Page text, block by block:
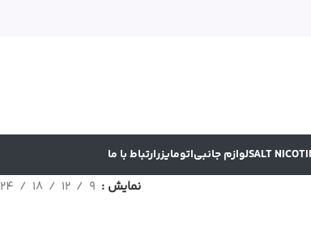
لوازم جانبیاتومایزرارتباط با ما
نمایش
9
12
18
24